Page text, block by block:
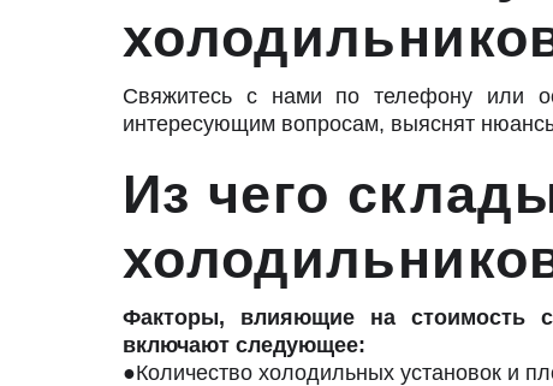
Свяжитесь с нами по телефону или
интересующим вопросам, выяснят
Из чего
Факторы, влияющие на стоимость
включают следующее:
●Количество холодильных установок и